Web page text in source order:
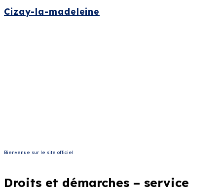
Cizay-la-madeleine
Bienvenue sur le site officiel
Droits et démarches – service